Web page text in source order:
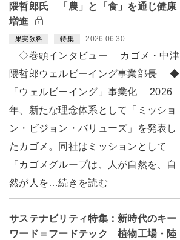
隈哲郎氏 「農」と「食」を通じ健康
増進
果実飲料 特集 2026.06.30
◇巻頭インタビュー カゴメ・中津
隈哲郎ウェルビーイング事業部長 ◆
「ウェルビーイング」事業化 2026
年、新たな理念体系として「ミッショ
ン・ビジョン・バリューズ」を発表し
たカゴメ。同社はミッションとして
「カゴメグループは、人が自然を、自
然が人を…続きを読む
サステナビリティ特集：新時代のキー
ワード＝フードテック 植物工場・陸